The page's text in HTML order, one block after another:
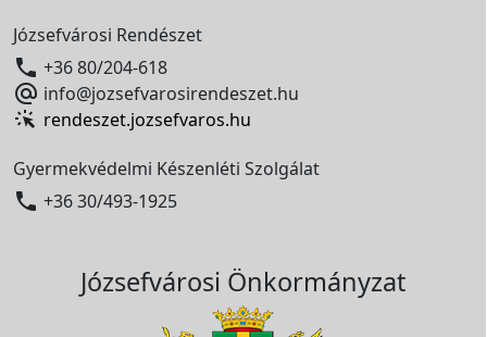
Józsefvárosi Rendészet
 +36 80/204-618
 info@jozsefvarosirendeszet.hu
rendeszet.jozsefvaros.hu
Gyermekvédelmi Készenléti Szolgálat
 +36 30/493-1925
Józsefvárosi Önkormányzat